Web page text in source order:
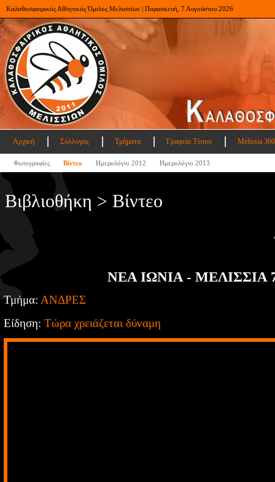
Καλαθοσφαιρικός Αθλητικός Όμιλος Μελισσίων | Παρασκευή, 7 Αυγούστου 2026
Αρχική Σύλλογος Τμήματα Γραφείο Τύπου Melissia
Φωτογραφίες Βίντεο Ημερολόγιο 2012 Ημερολόγιο 2013
Βιβλιοθήκη > Βίντεο
ΝΕΑ ΙΩΝΙΑ - ΜΕΛΙΣΣΙΑ
Τμήμα: ΑΝΔΡΕΣ
Είδηση: Τώρα χρειάζεται δύναμη